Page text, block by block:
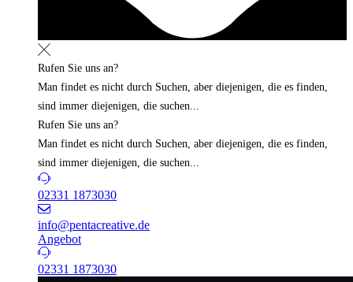
Rufen Sie uns an?
Man findet es nicht durch Suchen, aber diejenigen, die es finden,
sind immer diejenigen, die suchen...
Rufen Sie uns an?
Man findet es nicht durch Suchen, aber diejenigen, die es finden,
sind immer diejenigen, die suchen...
02331 1873030
info@pentacreative.de
Angebot
02331 1873030